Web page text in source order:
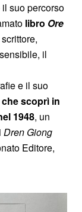
suo percorso
libro Ore
il
e il suo
scoprì in
1948, un
Dren Giong
Editore,